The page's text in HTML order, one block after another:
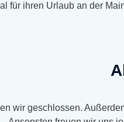
für ihren Urlaub an der
wir geschlossen.